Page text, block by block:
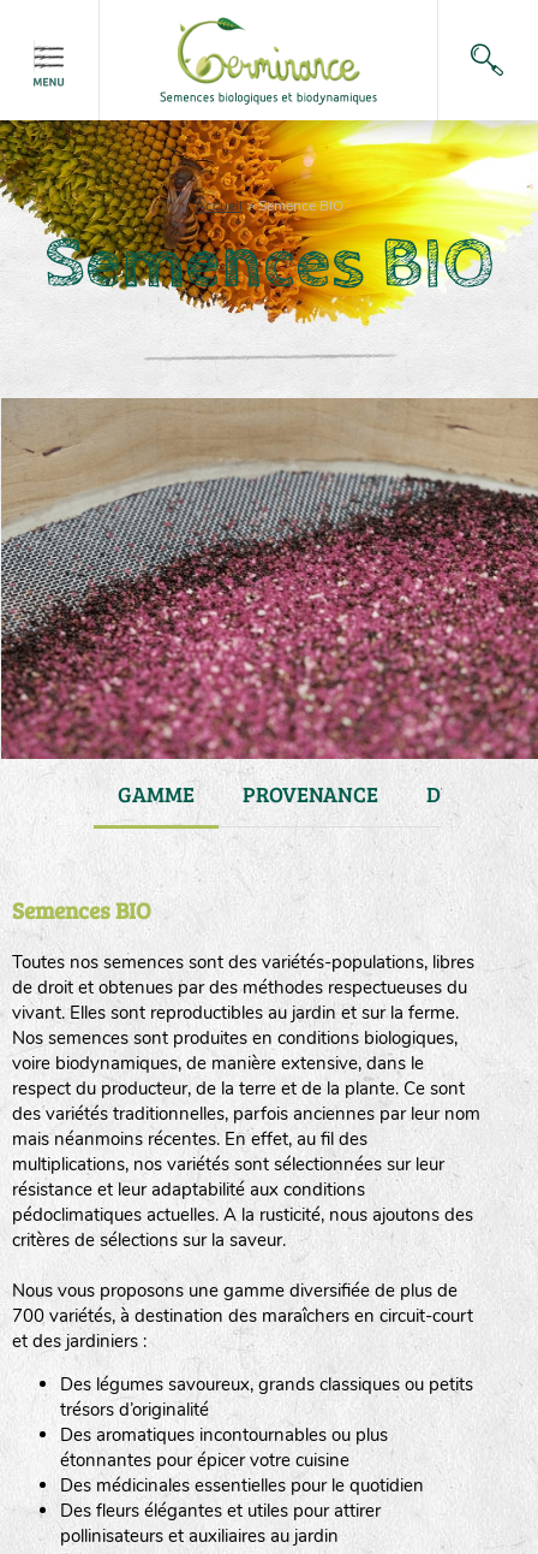
Accueil>Semence BIO
Semences BIO
GAMME PROVENANCE DURÉE DE
Semences BIO
Toutes nos semences sont des variétés-populations, libres
de droit et obtenues par des méthodes respectueuses du
vivant. Elles sont reproductibles au jardin et sur la ferme.
Nos semences sont produites en conditions biologiques,
voire biodynamiques, de manière extensive, dans le
respect du producteur, de la terre et de la plante. Ce sont
des variétés traditionnelles, parfois anciennes par leur nom
mais néanmoins récentes. En effet, au fil des
multiplications, nos variétés sont sélectionnées sur leur
résistance et leur adaptabilité aux conditions
pédoclimatiques actuelles. A la rusticité, nous ajoutons des
critères de sélections sur la saveur.
Nous vous proposons une gamme diversifiée de plus de
700 variétés, à destination des maraîchers en circuit-court
et des jardiniers :
Des légumes savoureux, grands classiques ou petits
trésors d’originalité
Des aromatiques incontournables ou plus
étonnantes pour épicer votre cuisine
Des médicinales essentielles pour le quotidien
Des fleurs élégantes et utiles pour attirer
pollinisateurs et auxiliaires au jardin
haies
zone sauvage
tas de compost
fleurs